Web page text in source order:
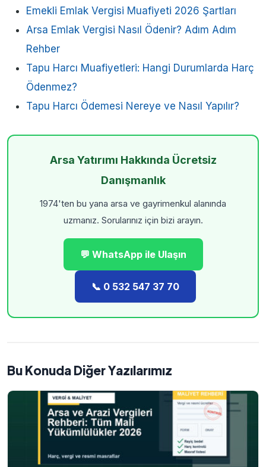
Emekli Emlak Vergisi Muafiyeti 2026 Şartları
Arsa Emlak Vergisi Nasıl Ödenir? Adım Adım
Rehber
Tapu Harcı Muafiyetleri: Hangi Durumlarda Harç
Ödenmez?
Tapu Harcı Ödemesi Nereye ve Nasıl Yapılır?
Arsa Yatırımı Hakkında Ücretsiz
Danışmanlık
1974'ten bu yana arsa ve gayrimenkul alanında
uzmanız. Sorularınız için bizi arayın.
💬 WhatsApp ile Ulaşın
📞 0 532 547 37 70
Bu Konuda Diğer Yazılarımız